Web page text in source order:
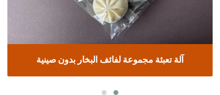
آلة تعبئة مجموعة لفائف البخار بدون صينية